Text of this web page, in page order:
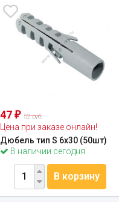
47₽ 52 руб.
Цена при заказе онлайн!
Дюбель тип S 6х30 (50шт)
В наличии сегодня
В корзину